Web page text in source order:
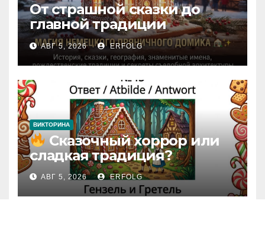
От страшной сказки до
главной традиции
Рождества: секреты
немецкого пряничного
домика!
АВГ 5, 2026 ERFOLG
ВИКТОРИНА
Сказочный хоррор или
сладкая традиция?
Открываем секреты
вчерашней викторины!
АВГ 5, 2026 ERFOLG